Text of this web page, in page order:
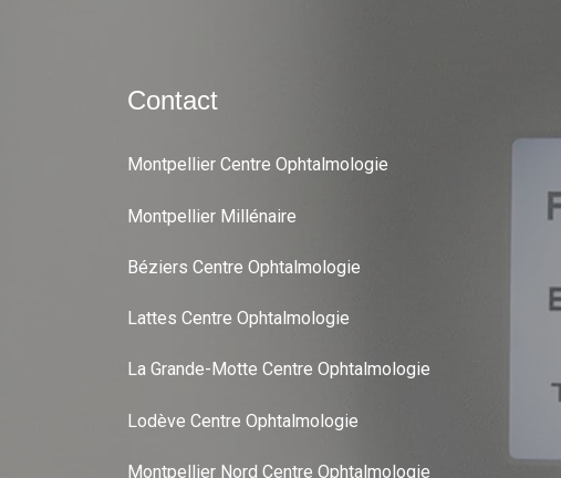
Contact
Montpellier Centre Ophtalmologie
Montpellier Millénaire
Béziers Centre Ophtalmologie
Lattes Centre Ophtalmologie
La Grande-Motte Centre Ophtalmologie
Lodève Centre Ophtalmologie
Montpellier Nord Centre Ophtalmologie